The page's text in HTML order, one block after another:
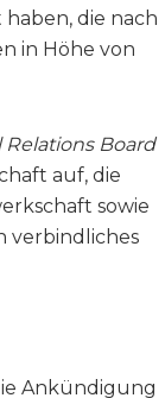
die nach
in Höhe von
Relations Board
auf, die
sowie
verbindliches
Ankündigung